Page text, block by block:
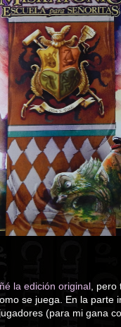
la edición original ,
se juega. En la
(para mi gana